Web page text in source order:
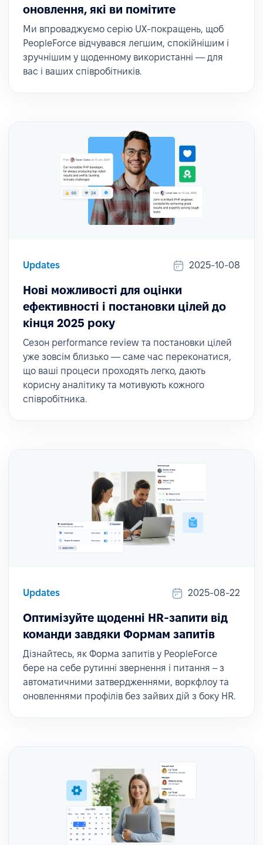
оновлення, які ви помітите
Ми впроваджуємо серію UX-покращень, щоб
PeopleForce відчувався легшим, спокійнішим і
зручнішим у щоденному використанні — для
вас і ваших співробітників.
Updates 2025-10-08
Нові можливості для оцінки
ефективності і постановки цілей до
кінця 2025 року
Сезон performance review та постановки цілей
уже зовсім близько — саме час переконатися,
що ваші процеси проходять легко, дають
корисну аналітику та мотивують кожного
співробітника.
Updates 2025-08-22
Оптимізуйте щоденні HR-запити від
команди завдяки Формам запитів
Дізнайтесь, як Форма запитів у PeopleForce
бере на себе рутинні звернення і питання – з
автоматичними затвердженнями, воркфлоу та
оновленнями профілів без зайвих дій з боку HR.